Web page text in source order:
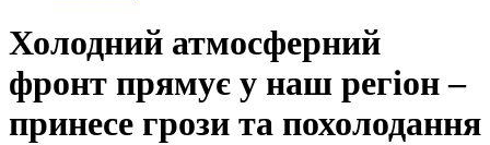
Холодний атмосферний
фронт прямує у наш регіон –
принесе грози та похолодання